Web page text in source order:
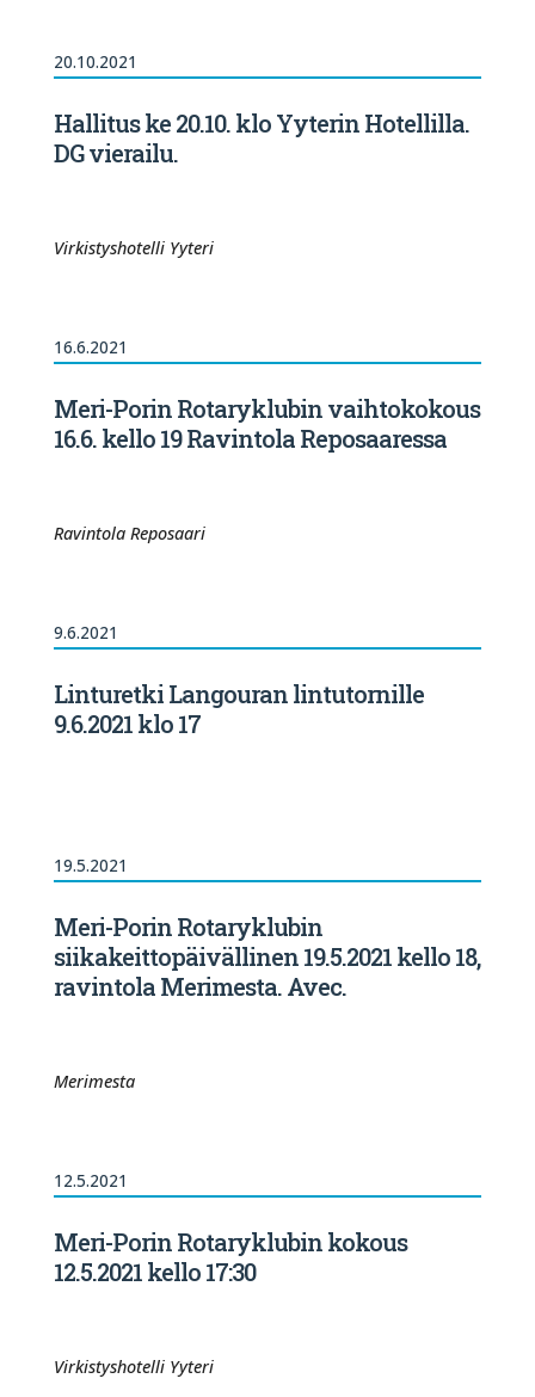
20.10.2021
Hallitus ke 20.10. klo Yyterin Hotellilla.
DG vierailu.
Virkistyshotelli Yyteri
16.6.2021
Meri-Porin Rotaryklubin vaihtokokous
16.6. kello 19 Ravintola Reposaaressa
Ravintola Reposaari
9.6.2021
Linturetki Langouran lintutornille
9.6.2021 klo 17
19.5.2021
Meri-Porin Rotaryklubin
siikakeittopäivällinen 19.5.2021 kello 18,
ravintola Merimesta. Avec.
Merimesta
12.5.2021
Meri-Porin Rotaryklubin kokous
12.5.2021 kello 17:30
Virkistyshotelli Yyteri